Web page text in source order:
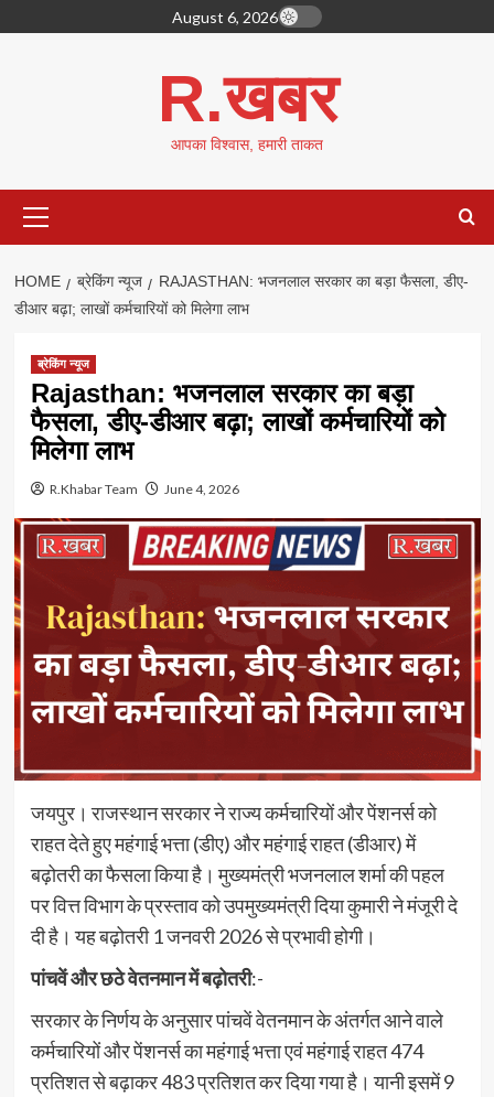
to
August 6, 2026
R.खबर
आपका विश्वास, हमारी ताकत
Menu
HOME ब्रेकिंग न्यूज
RAJASTHAN: भजनलाल सरकार का बड़ा फैसला, डीए-
डीआर बढ़ा; लाखों कर्मचारियों को मिलेगा लाभ
ब्रेकिंग न्यूज
Rajasthan: भजनलाल सरकार का बड़ा
फैसला, डीए-डीआर बढ़ा; लाखों कर्मचारियों को
मिलेगा लाभ
R.Khabar Team June 4, 2026
जयपुर। राजस्थान सरकार ने राज्य कर्मचारियों और पेंशनर्स को
राहत देते हुए महंगाई भत्ता (डीए) और महंगाई राहत (डीआर) में
बढ़ोतरी का फैसला किया है। मुख्यमंत्री भजनलाल शर्मा की पहल
पर वित्त विभाग के प्रस्ताव को उपमुख्यमंत्री दिया कुमारी ने मंजूरी दे
दी है। यह बढ़ोतरी 1 जनवरी 2026 से प्रभावी होगी।
पांचवें और छठे वेतनमान में बढ़ोतरी:-
सरकार के निर्णय के अनुसार पांचवें वेतनमान के अंतर्गत आने वाले
कर्मचारियों और पेंशनर्स का महंगाई भत्ता एवं महंगाई राहत 474
प्रतिशत से बढ़ाकर 483 प्रतिशत कर दिया गया है। यानी इसमें 9